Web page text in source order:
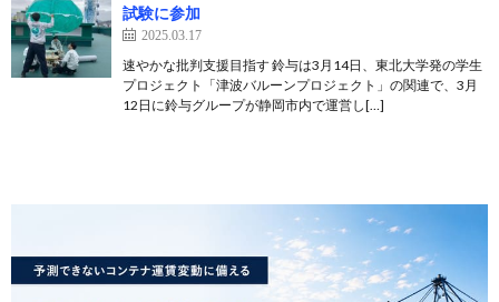
試験に参加
2025.03.17
速やかな批判支援目指す 鈴与は3月14日、東北大学発の学生
プロジェクト「津波バルーンプロジェクト」の関連で、3月
12日に鈴与グループが静岡市内で運営し[…]